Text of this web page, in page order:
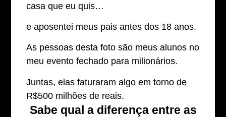
casa que eu quis…
e aposentei meus pais antes dos 18 anos.
As pessoas desta foto são meus alunos no
meu evento fechado para milionários.
Juntas, elas faturaram algo em torno de
R$500 milhões de reais.
Sabe qual a diferença entre as